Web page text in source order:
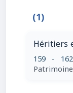
(1)
Héritiers
159 - 162